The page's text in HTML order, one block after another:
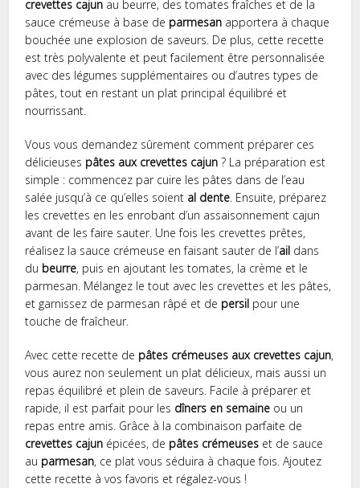
crevettes cajun au beurre, des tomates fraîches et de la
sauce crémeuse à base de parmesan apportera à chaque
bouchée une explosion de saveurs. De plus, cette recette
est très polyvalente et peut facilement être personnalisée
avec des légumes supplémentaires ou d’autres types de
pâtes, tout en restant un plat principal équilibré et
nourrissant.
Vous vous demandez sûrement comment préparer ces
délicieuses pâtes aux crevettes cajun ? La préparation est
simple : commencez par cuire les pâtes dans de l’eau
salée jusqu’à ce qu’elles soient al dente. Ensuite, préparez
les crevettes en les enrobant d’un assaisonnement cajun
avant de les faire sauter. Une fois les crevettes prêtes,
réalisez la sauce crémeuse en faisant sauter de l’ail dans
du beurre, puis en ajoutant les tomates, la crème et le
parmesan. Mélangez le tout avec les crevettes et les pâtes,
et garnissez de parmesan râpé et de persil pour une
touche de fraîcheur.
Avec cette recette de pâtes crémeuses aux crevettes cajun,
vous aurez non seulement un plat délicieux, mais aussi un
repas équilibré et plein de saveurs. Facile à préparer et
rapide, il est parfait pour les dîners en semaine ou un
repas entre amis. Grâce à la combinaison parfaite de
crevettes cajun épicées, de pâtes crémeuses et de sauce
au parmesan, ce plat vous séduira à chaque fois. Ajoutez
cette recette à vos favoris et régalez-vous !